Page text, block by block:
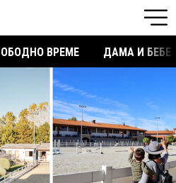
ВРЕМЕ ДАМА И БЕБЕ